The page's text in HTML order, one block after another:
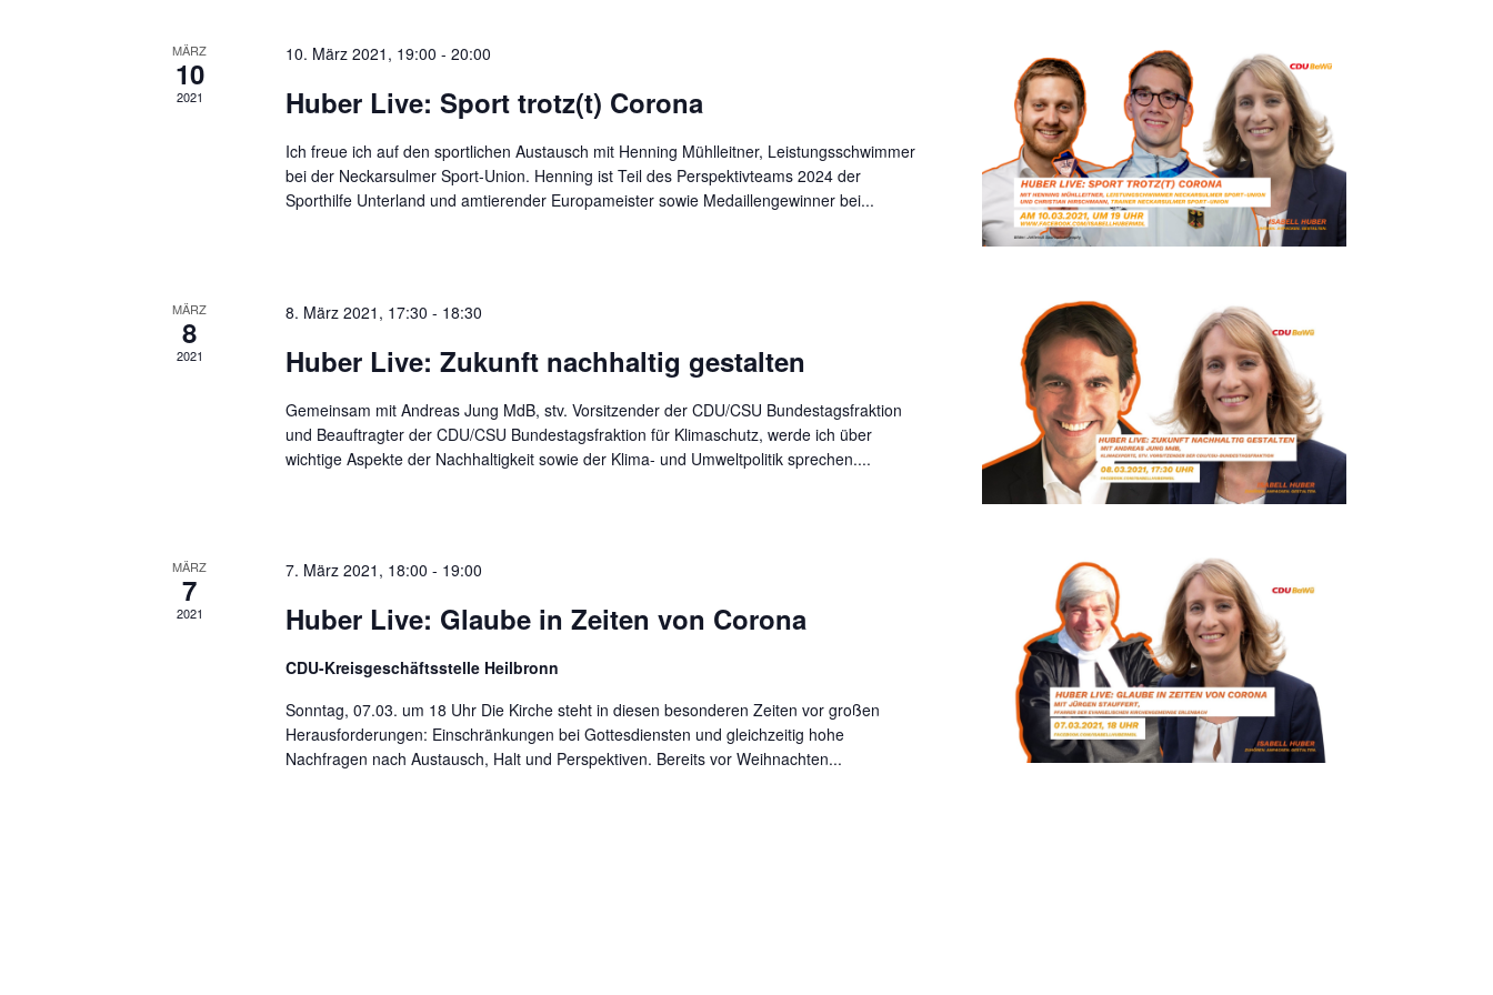
MÄRZ
10
2021
10. März 2021, 19:00 -20:00
Huber Live: Sport trotz(t) Corona
Ich freue ich auf den sportlichen Austausch mit Henning Mühlleitner, Leistungsschwimmer
bei der Neckarsulmer Sport-Union. Henning ist Teil des Perspektivteams 2024 der
Sporthilfe Unterland und amtierender Europameister sowie Medaillengewinner bei...
MÄRZ
8
2021
8. März 2021, 17:30 - 18:30
Huber Live: Zukunft nachhaltig gestalten
Gemeinsam mit Andreas Jung MdB, stv. Vorsitzender der CDU/CSU Bundestagsfraktion
und Beauftragter der CDU/CSU Bundestagsfraktion für Klimaschutz, werde ich über
wichtige Aspekte der Nachhaltigkeit sowie der Klima- und Umweltpolitik sprechen....
MÄRZ
7
2021
7. März 2021, 18:00 - 19:00
Huber Live: Glaube in Zeiten von Corona
CDU-Kreisgeschäftsstelle Heilbronn
Sonntag, 07.03. um 18 Uhr Die Kirche steht in diesen besonderen Zeiten vor großen
Herausforderungen: Einschränkungen bei Gottesdiensten und gleichzeitig hohe
Nachfragen nach Austausch, Halt und Perspektiven. Bereits vor Weihnachten...